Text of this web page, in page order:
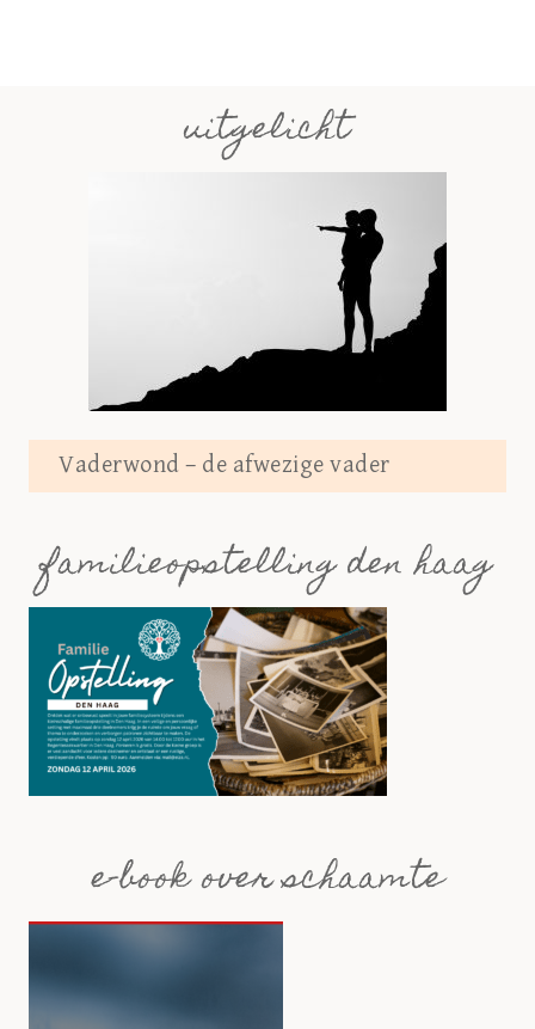
uitgelicht
Vaderwond – de afwezige vader
familieopstelling den haag
e-book over schaamte